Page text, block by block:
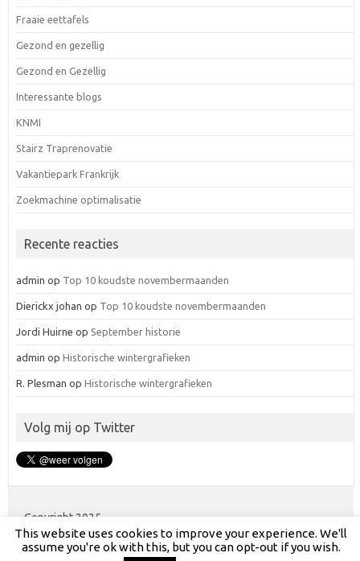
Fraaie eettafels
Gezond en gezellig
Gezond en Gezellig
Interessante blogs
KNMI
Stairz Traprenovatie
Vakantiepark Frankrijk
Zoekmachine optimalisatie
Recente reacties
admin op Top 10 koudste novembermaanden
Dierickx johan op Top 10 koudste novembermaanden
Jordi Huirne op September historie
admin op Historische wintergrafieken
R. Plesman op Historische wintergrafieken
Volg mij op Twitter
Copyright 2025
This website uses cookies to improve your experience. We'll
assume you're ok with this, but you can opt-out if you wish.